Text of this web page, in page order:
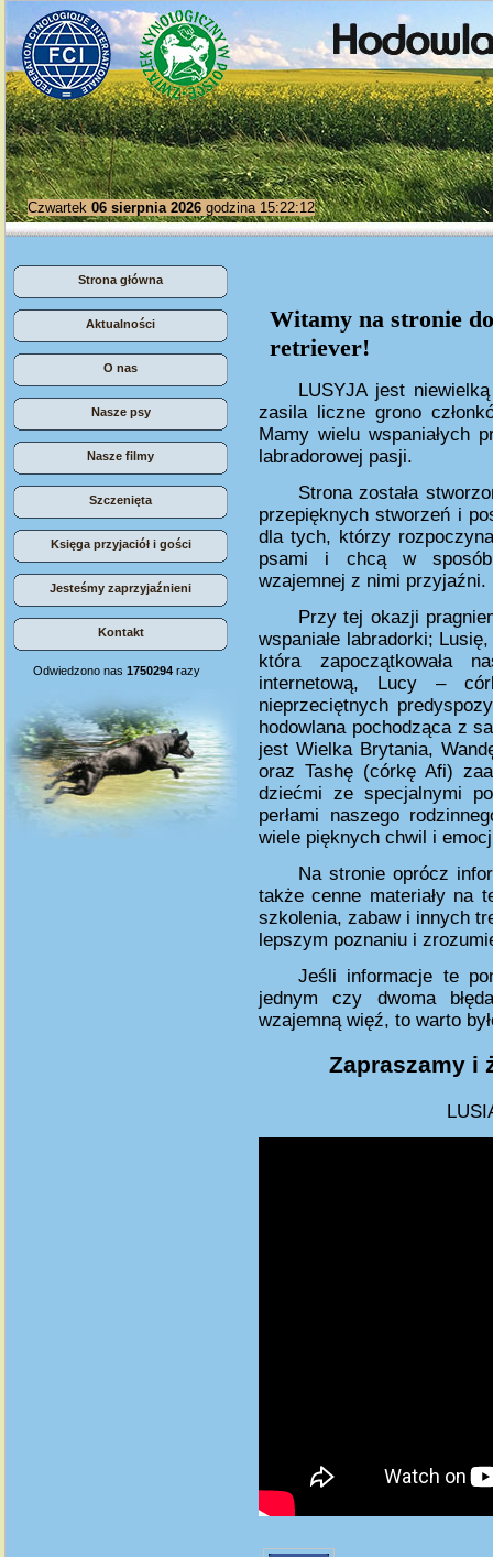
Czwartek 06 sierpnia 2026 godzina 15:22:12
Strona główna
Aktualności
O nas
Nasze psy
Nasze filmy
Szczenięta
Księga przyjaciół i gości
Jesteśmy zaprzyjaźnieni
Kontakt
Odwiedzono nas 1750294 razy
Witamy na stronie
retriever!
LUSYJA jest
zasila liczne grono
Mamy wielu wspaniałych
labradorowej pasji.
Strona została
przepięknych stworzeń i
dla tych, którzy
psami i chcą w sposób
wzajemnej z nimi przyjaźni.
Przy tej okazji
wspaniałe labradorki;
która zapoczątkowała
internetową, Lucy –
nieprzeciętnych
hodowlana pochodząca z
jest Wielka Brytania,
oraz Tashę (córkę Afi)
dziećmi ze specjalnymi
perłami naszego
wiele pięknych chwil i
Na stronie oprócz
także cenne materiały na
szkolenia, zabaw i innych
lepszym poznaniu i
Jeśli informacje te
jednym czy dwoma
wzajemną więź, to warto
Zapraszamy i